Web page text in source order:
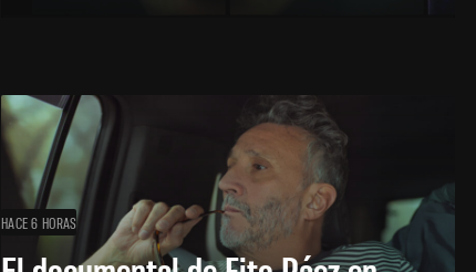
HACE 6 HORAS